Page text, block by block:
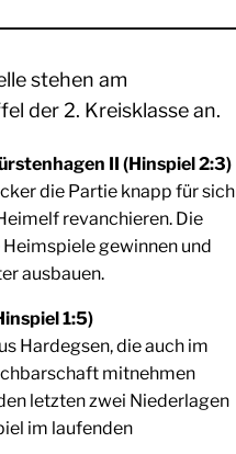
stehen am
der 2. Kreisklasse an.
II (Hinspiel 2:3)
die Partie knapp für sich
revanchieren. Die
gewinnen und
ausbauen.
1:5)
Hardegsen, die auch im
mitnehmen
letzten zwei Niederlagen
im laufenden